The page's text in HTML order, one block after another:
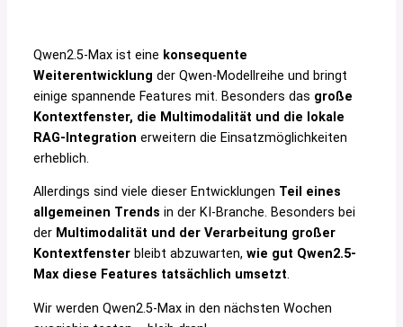
Qwen2.5-Max ist eine konsequente
Weiterentwicklung der Qwen-Modellreihe und bringt
einige spannende Features mit. Besonders das große
Kontextfenster, die Multimodalität und die lokale
RAG-Integration erweitern die Einsatzmöglichkeiten
erheblich.
Allerdings sind viele dieser Entwicklungen Teil eines
allgemeinen Trends in der KI-Branche. Besonders bei
der Multimodalität und der Verarbeitung großer
Kontextfensterbleibt abzuwarten, wie gut Qwen2.5-
Max diese Features tatsächlich umsetzt.
Wir werden Qwen2.5-Max in den nächsten Wochen